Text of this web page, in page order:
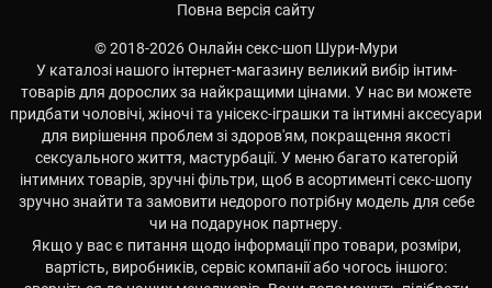
Повна версія сайту
© 2018-2026 Онлайн секс-шоп Шури-Мури
У каталозі нашого інтернет-магазину великий вибір інтим-
товарів для дорослих за найкращими цінами. У нас ви можете
придбати чоловічі, жіночі та унісекс-іграшки та інтимні аксесуари
для вирішення проблем зі здоров'ям, покращення якості
сексуального життя, мастурбації. У меню багато категорій
інтимних товарів, зручні фільтри, щоб в асортименті секс-шопу
зручно знайти та замовити недорого потрібну модель для себе
чи на подарунок партнеру.
Якщо у вас є питання щодо інформації про товари, розміри,
вартість, виробників, сервіс компанії або чогось іншого: